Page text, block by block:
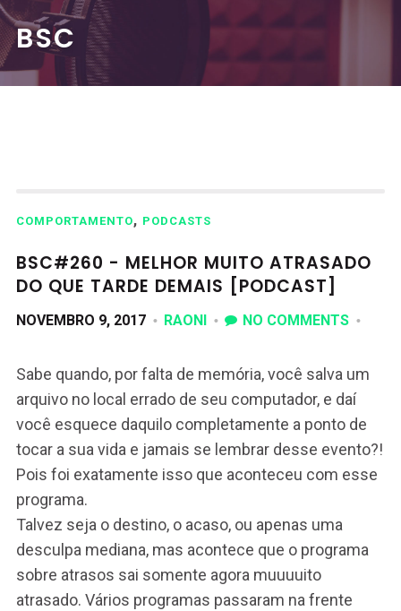
BSC
COMPORTAMENTO, PODCASTS
BSC#260 - MELHOR MUITO ATRASADO
DO QUE TARDE DEMAIS [PODCAST]
NOVEMBRO 9, 2017 RAONI NO COMMENTS
Sabe quando, por falta de memória, você salva um
arquivo no local errado de seu computador, e daí
você esquece daquilo completamente a ponto de
tocar a sua vida e jamais se lembrar desse evento?!
Pois foi exatamente isso que aconteceu com esse
programa.
Talvez seja o destino, o acaso, ou apenas uma
desculpa mediana, mas acontece que o programa
sobre atrasos sai somente agora muuuuito
atrasado. Vários programas passaram na frente